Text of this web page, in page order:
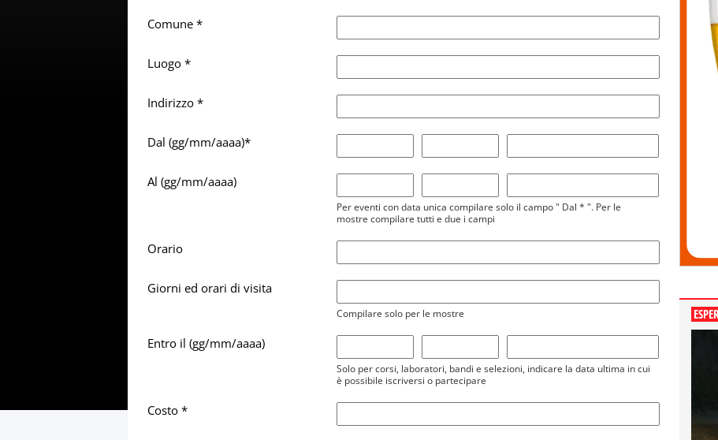
Comune *
Luogo *
Indirizzo *
Dal (gg/mm/aaaa)*
Al (gg/mm/aaaa)
Per eventi con data unica compilare solo il campo " Dal * ". Per le
mostre compilare tutti e due i campi
Orario
Giorni ed orari di visita
Compilare solo per le mostre
Entro il (gg/mm/aaaa)
Solo per corsi, laboratori, bandi e selezioni, indicare la data ultima in cui
è possibile iscriversi o partecipare
Costo *